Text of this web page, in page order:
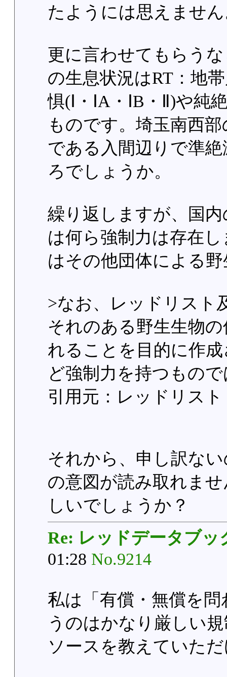
たようには思えませ
更に言わせてもらう
の生息状況はRT：地
惧(Ⅰ・ⅠA・ⅠB・Ⅱ)や
ものです。埼玉南西
である入間辺りで準
ろでしょうか。
繰り返しますが、国
は何ら強制力は存在
はその他団体による
>なお、レッドリスト
それのある野生生物
れることを目的に作
ど強制力を持つもの
引用元：レッドリス
それから、申し訳な
の意図が読み取れま
しいでしょうか？
Re: レッドデータブッ
01:28 No.9214
私は「有償・無償を
うのはかなり厳しい
ソースを教えていた